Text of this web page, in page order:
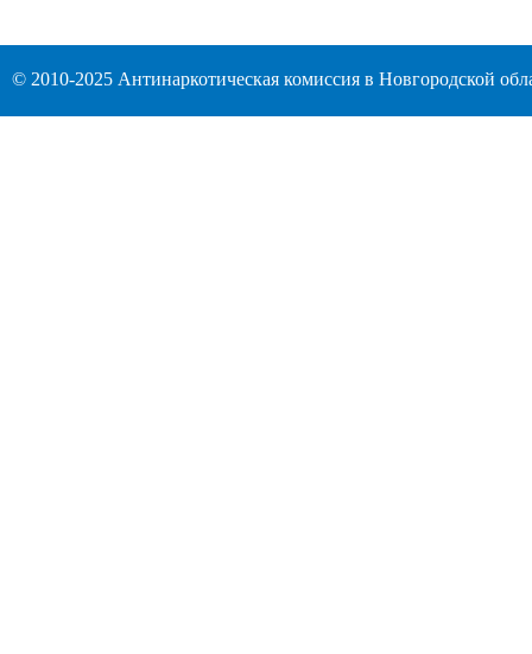
© 2010-2025 Антинаркотическая комиссия в Новгородской